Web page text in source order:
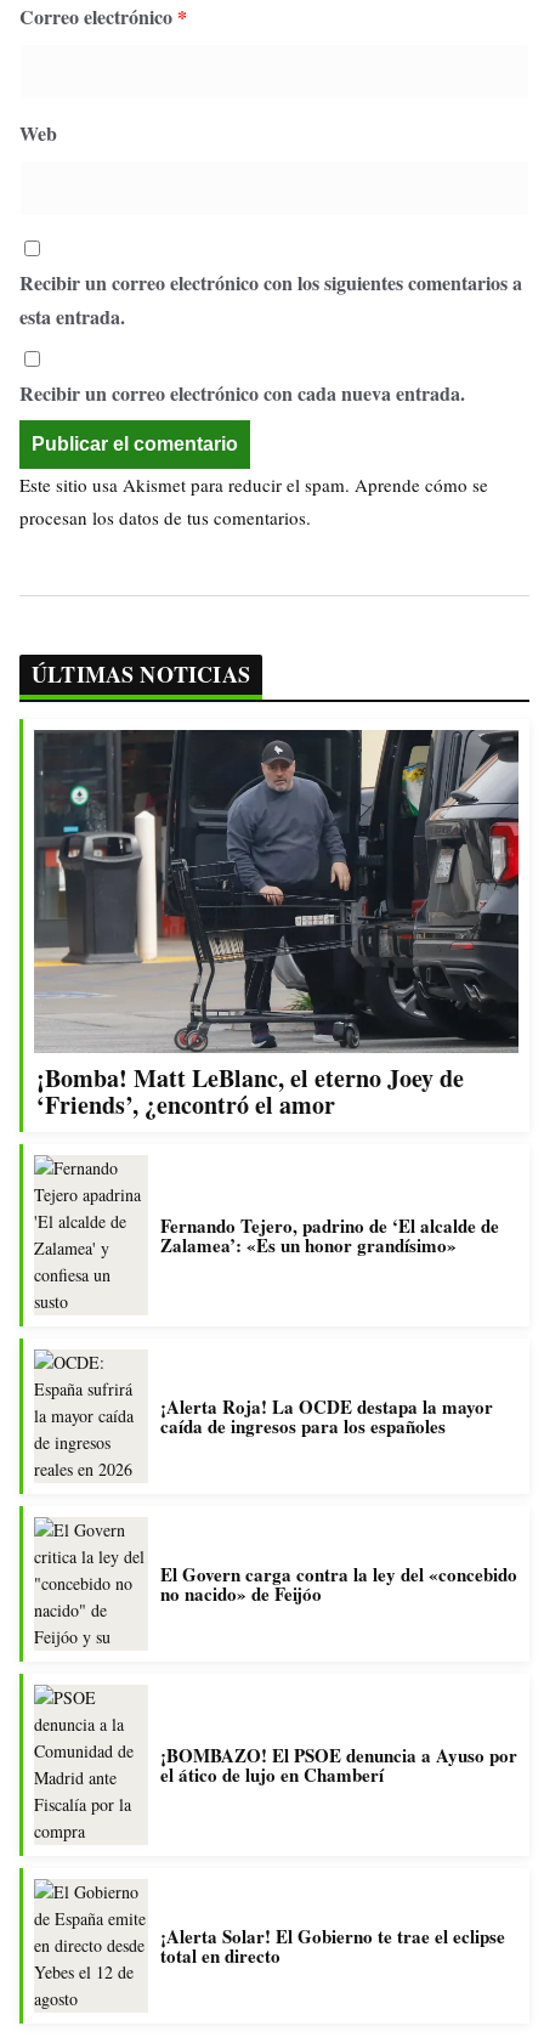
Correo electrónico *
Web
Recibir un correo electrónico con los siguientes comentarios a
esta entrada.
Recibir un correo electrónico con cada nueva entrada.
Este sitio usa Akismet para reducir el spam. Aprende cómo se
procesan los datos de tus comentarios.
ÚLTIMAS NOTICIAS
¡Bomba! Matt LeBlanc, el eterno Joey de
‘Friends’, ¿encontró el amor
Fernando Tejero, padrino de ‘El alcalde de
Zalamea’: «Es un honor grandísimo»
¡Alerta Roja! La OCDE destapa la mayor
caída de ingresos para los españoles
El Govern carga contra la ley del «concebido
no nacido» de Feijóo
¡BOMBAZO! El PSOE denuncia a Ayuso por
el ático de lujo en Chamberí
¡Alerta Solar! El Gobierno te trae el eclipse
total en directo